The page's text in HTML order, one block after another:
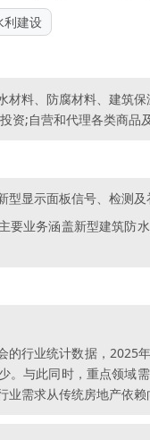
利建设
材料、防腐材料、建筑
资;自营和代理各类商品
型显示面板信号、检测
要业务涵盖新型建筑防
的行业统计数据，2025
。与此同时，重点领域
业需求从传统房地产依赖